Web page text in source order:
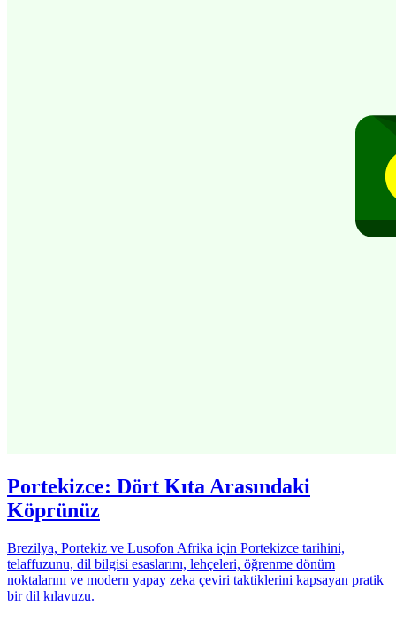
Portekizce: Dört Kıta Arasındaki
Köprünüz
Brezilya, Portekiz ve Lusofon Afrika için Portekizce tarihini,
telaffuzunu, dil bilgisi esaslarını, lehçeleri, öğrenme dönüm
noktalarını ve modern yapay zeka çeviri taktiklerini kapsayan pratik
bir dil kılavuzu.